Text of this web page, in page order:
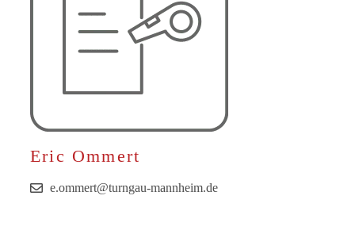
Eric Ommert
e.ommert@turngau-mannheim.de